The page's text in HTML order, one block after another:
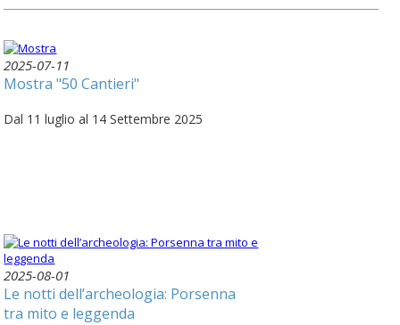
2025-07-11
Mostra "50 Cantieri"
Dal 11 luglio al 14 Settembre 2025
2025-08-01
Le notti dell’archeologia: Porsenna
tra mito e leggenda